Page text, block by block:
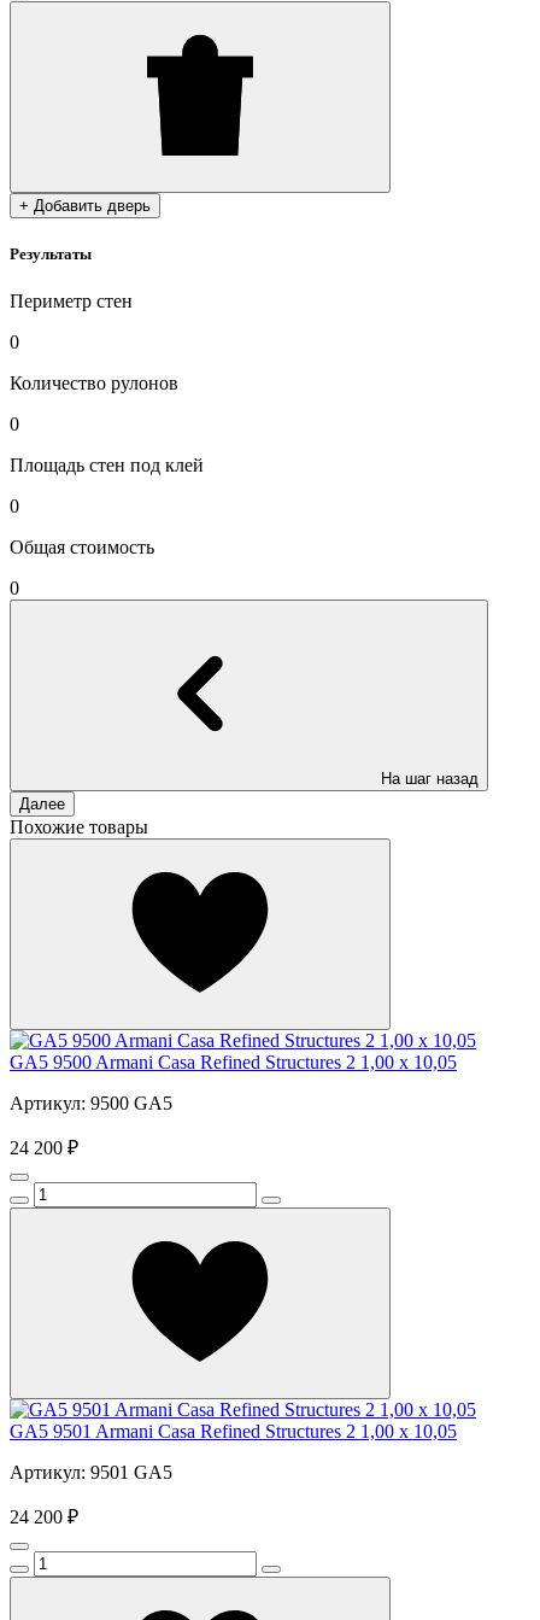
+ Добавить дверь
Результаты
Периметр стен
0
Количество рулонов
0
Площадь стен под клей
0
Общая стоимость
0
На шаг назад
Далее
Похожие товары
GA5 9500 Armani Casa Refined Structures 2 1,00 x 10,05
Артикул: 9500 GA5
24 200 ₽
GA5 9501 Armani Casa Refined Structures 2 1,00 x 10,05
Артикул: 9501 GA5
24 200 ₽